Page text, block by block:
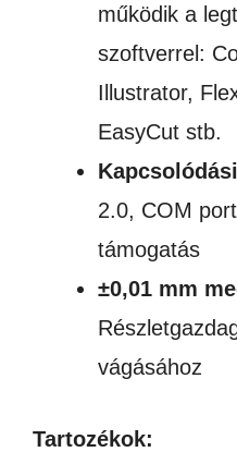
működik a
szoftverrel:
Illustrator,
EasyCut stb.
2.0, COM
támogatás
±0,01 mm
vágásához
Tartozékok: